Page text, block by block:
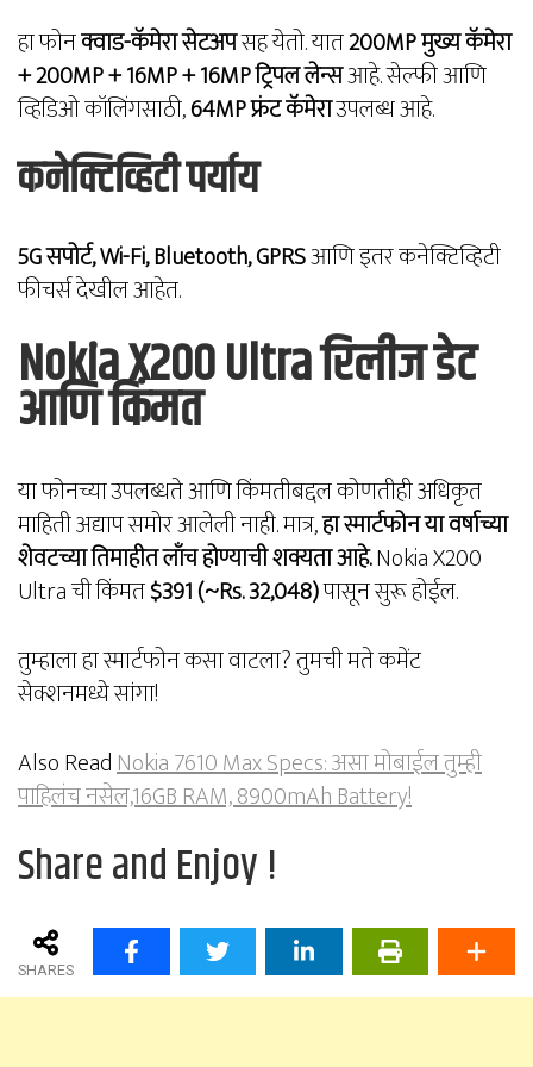
हा फोनक्वाड-कॅमेरा सेटअपसह येतो. यात200MP मुख्य कॅमेरा
+ 200MP + 16MP + 16MP ट्रिपल लेन्सआहे. सेल्फी आणि
व्हिडिओ कॉलिंगसाठी,64MP फ्रंट कॅमेराउपलब्ध आहे.
कनेक्टिव्हिटी पर्याय
5G सपोर्ट, Wi-Fi, Bluetooth, GPRSआणि इतर कनेक्टिव्हिटी
फीचर्स देखील आहेत.
Nokia X200 Ultra रिलीज डेट
आणि किंमत
या फोनच्या उपलब्धते आणि किंमतीबद्दल कोणतीही अधिकृत
माहिती अद्याप समोर आलेली नाही. मात्र,हा स्मार्टफोन या वर्षाच्या
शेवटच्या तिमाहीत लाँच होण्याची शक्यता आहे.Nokia X200
Ultra ची किंमत$391 (~Rs. 32,048)पासून सुरू होईल.
तुम्हाला हा स्मार्टफोन कसा वाटला? तुमची मते कमेंट
सेक्शनमध्ये सांगा!
Also ReadNokia 7610 Max Specs: असा मोबाईल तुम्ही
पाहिलंच नसेल,16GB RAM, 8900mAh Battery!
Share and Enjoy !
SHARES